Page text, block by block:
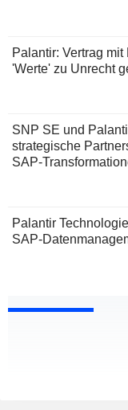
Palantir: Vertrag
'Werte' zu Unrecht
SNP SE und
strategische
SAP-
Palantir
SAP-